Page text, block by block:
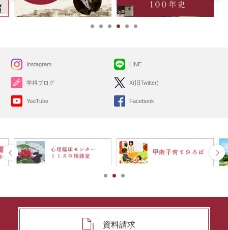
Instagram
学科ブログ
YouTube
LINE
X(旧Twitter)
Facebook
資料請求